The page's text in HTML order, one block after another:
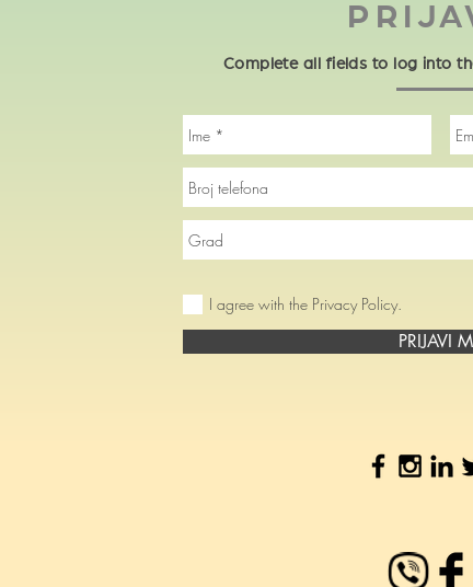
Complete all fields to log into
I agree with the Privacy Policy.
PRIJAVI